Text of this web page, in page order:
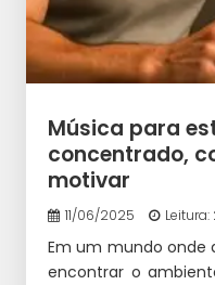
Música para
concentrado,
motivar
11/06/2025
Em um mundo onde
encontrar o